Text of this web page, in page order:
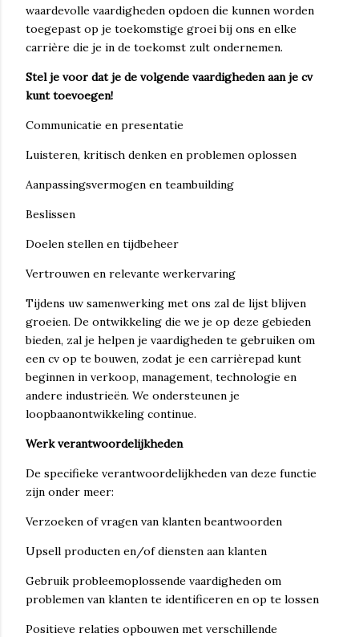
waardevolle vaardigheden opdoen die kunnen worden
toegepast op je toekomstige groei bij ons en elke
carrière die je in de toekomst zult ondernemen.
Stel je voor dat je de volgende vaardigheden aan je cv
kunt toevoegen!
Communicatie en presentatie
Luisteren, kritisch denken en problemen oplossen
Aanpassingsvermogen en teambuilding
Beslissen
Doelen stellen en tijdbeheer
Vertrouwen en relevante werkervaring
Tijdens uw samenwerking met ons zal de lijst blijven
groeien. De ontwikkeling die we je op deze gebieden
bieden, zal je helpen je vaardigheden te gebruiken om
een ​​cv op te bouwen, zodat je een carrièrepad kunt
beginnen in verkoop, management, technologie en
andere industrieën. We ondersteunen je
loopbaanontwikkeling continue.
Werk verantwoordelijkheden
De specifieke verantwoordelijkheden van deze functie
zijn onder meer:
Verzoeken of vragen van klanten beantwoorden
Upsell producten en/of diensten aan klanten
Gebruik probleemoplossende vaardigheden om
problemen van klanten te identificeren en op te lossen
Positieve relaties opbouwen met verschillende